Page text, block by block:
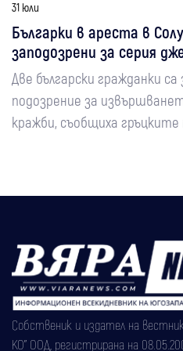
31 юли
Българки в ареста в
заподозрени за серия
Две български гражданки
подозрение за
кражби, съобщиха гръцките
Собственик и издател на
КО" ООД, регистрирана на